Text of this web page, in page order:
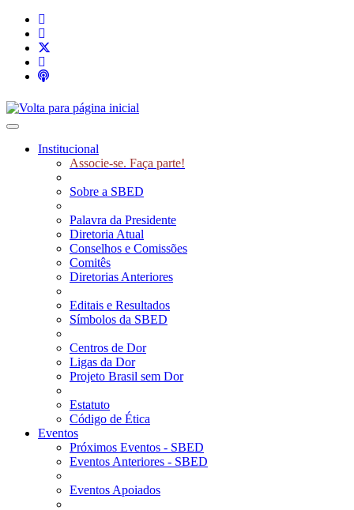
Toggle navigation
Institucional
Associe-se. Faça parte!
Sobre a SBED
Palavra da Presidente
Diretoria Atual
Conselhos e Comissões
Comitês
Diretorias Anteriores
Editais e Resultados
Símbolos da SBED
Centros de Dor
Ligas da Dor
Projeto Brasil sem Dor
Estatuto
Código de Ética
Eventos
Próximos Eventos - SBED
Eventos Anteriores - SBED
Eventos Apoiados